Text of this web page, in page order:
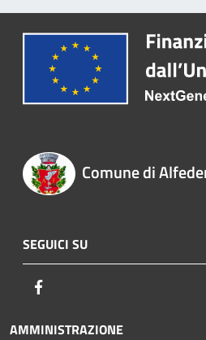
Comune di
SEGUICI SU
AMMINISTRAZIONE